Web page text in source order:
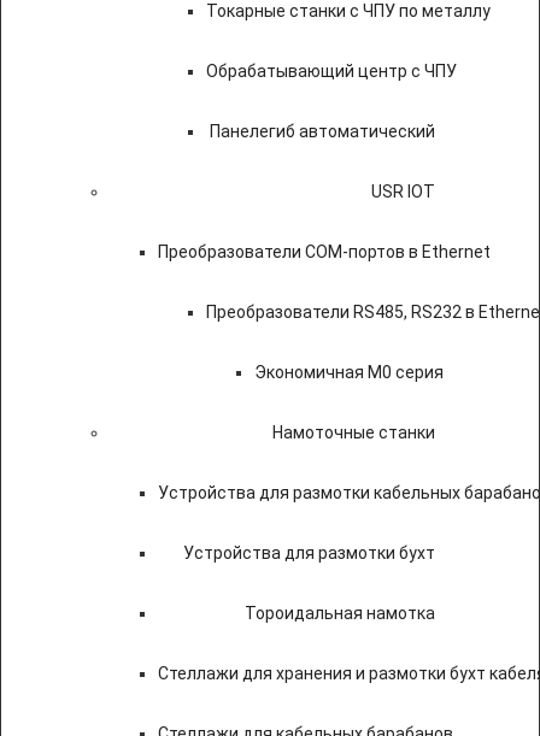
Токарные станки с ЧПУ по металлу
Обрабатывающий центр с ЧПУ
Панелегиб автоматический
USR IOT
Преобразователи COM-портов в Ethernet
Преобразователи RS485, RS232 в
Экономичная M0 серия
Намоточные станки
Устройства для размотки кабельных
Устройства для размотки бухт
Тороидальная намотка
Стеллажи для хранения и размотки бухт